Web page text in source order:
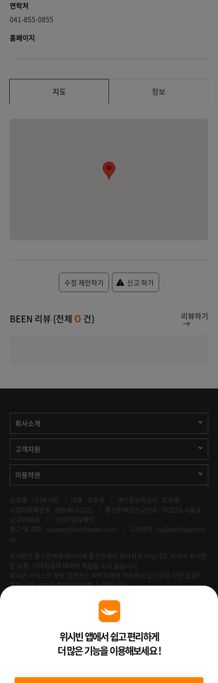
연락처
041-855-0855
홈페이지
지도 정보
수정 제안하기 신고 하기
BEEN 리뷰 (전체 0 건) 리뷰하기
회사소개
고객지원
이용약관
상호명 : (주)위시빈 대표 : 최주영
개인정보책임자 : 최주영
사업자등록번호 : 599-88-01021
통신판매업신고번호 : 제2023-서울강
남-05908호
사업자정보확인
광고 및 제휴 : support@wishbeen.com
고객센터 : cs@wishbeen.co
m
위시빈은 통신판매중개자이며 통신판매의 당사자가 아닙니다. 따라서 위시빈
은 상품·거래정보에 대하여 책임을 지지 않습니다.
위시빈 서비스의 모든 콘텐츠는 저작자에게 저작권이 있으므로 무단 업로드
혹은 사용 시 법적 책임이 발생할 수 있습니다.
Venture Enterprise위시빈 앱에서 쉽고 편리하게
더 많은 기능을 이용해보세요 !